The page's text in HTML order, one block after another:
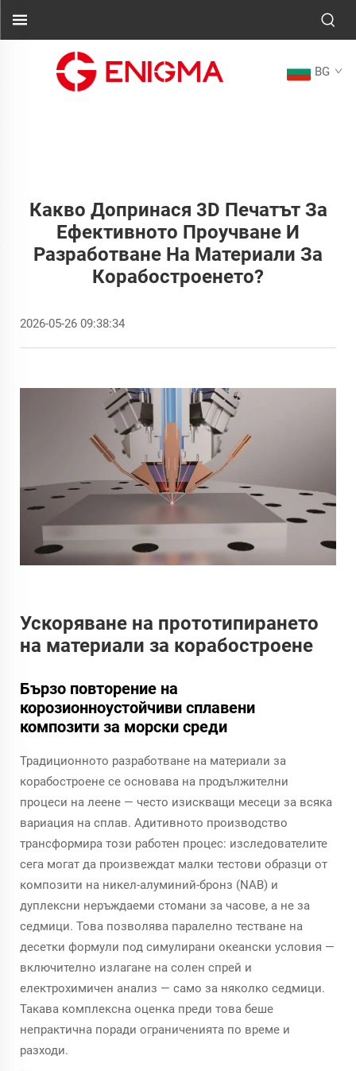
BG
Какво Допринася 3D Печатът За
Ефективното Проучване И
Разработване На Материали За
Корабостроенето?
2026-05-26 09:38:34
Ускоряване на прототипирането
на материали за корабостроене
Бързо повторение на
корозионноустойчиви сплавени
композити за морски среди
Традиционното разработване на материали за
корабостроене се основава на продължителни
процеси на леене — често изискващи месеци за всяка
вариация на сплав. Адитивното производство
трансформира този работен процес: изследователите
сега могат да произвеждат малки тестови образци от
композити на никел-алуминий-бронз (NAB) и
дуплексни неръждаеми стомани за часове, а не за
седмици. Това позволява паралелно тестване на
десетки формули под симулирани океански условия —
включително излагане на солен спрей и
електрохимичен анализ — само за няколко седмици.
Такава комплексна оценка преди това беше
непрактична поради ограниченията по време и
разходи.